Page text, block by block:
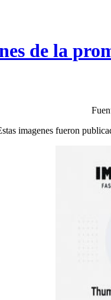
de la
imagenes fueron